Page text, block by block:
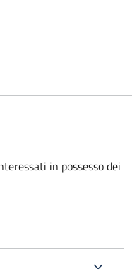
in possesso dei